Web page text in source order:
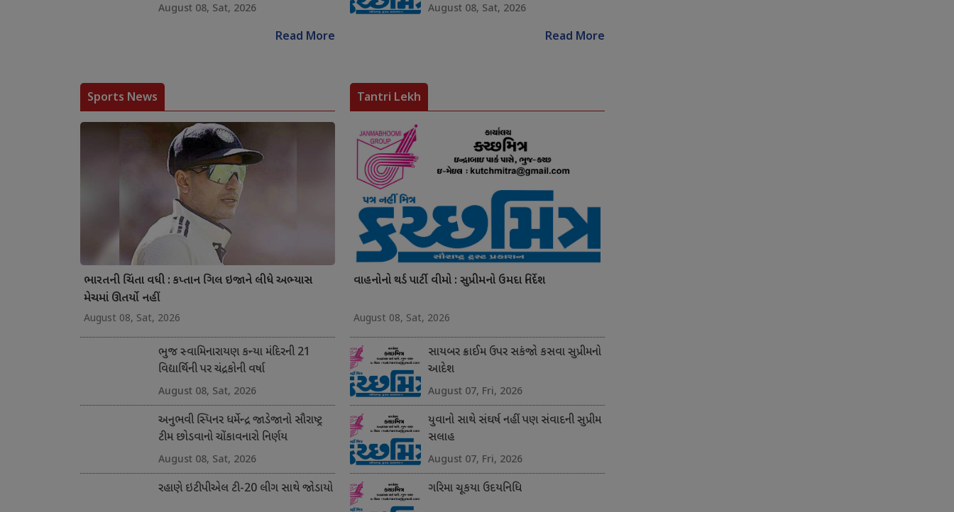
August 08, Sat, 2026
Read More
August 08, Sat, 2026
Read More
Sports News
ભારતની ચિંતા વધી : કપ્તાન ગિલ ઇજાને લીધે અભ્યાસ
મેચમાં ઊતર્યો નહીં
August 08, Sat, 2026
ભુજ સ્વામિનારાયણ કન્યા મંદિરની 21
વિદ્યાર્થિની પર ચંદ્રકોની વર્ષા
August 08, Sat, 2026
અનુભવી સ્પિનર ધર્મેન્દ્ર જાડેજાનો સૌરાષ્ટ્ર
ટીમ છોડવાનો ચોંકાવનારો નિર્ણય
August 08, Sat, 2026
રહાણે ઇટીપીએલ ટી-20 લીગ સાથે જોડાયો
Tantri Lekh
વાહનોનો થર્ડ પાર્ટી વીમો : સુપ્રીમનો ઉમદા નિર્દેશ
August 08, Sat, 2026
સાયબર ક્રાઈમ ઉપર સકંજો કસવા સુપ્રીમનો
આદેશ
August 07, Fri, 2026
યુવાનો સાથે સંઘર્ષ નહીં પણ સંવાદની સુપ્રીમ
સલાહ
August 07, Fri, 2026
ગરિમા ચૂકયા ઉદયનિધિ